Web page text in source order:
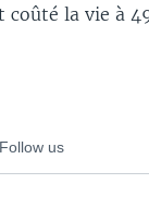
la vie à
Follow us